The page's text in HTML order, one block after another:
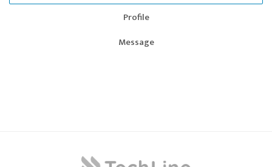
Profile
Message